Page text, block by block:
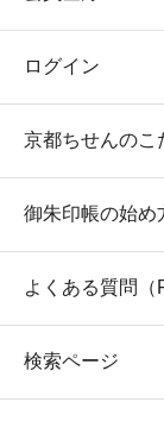
ログイン
京都ちせんのこ
御朱印帳の始め
よくある質問（
検索ページ